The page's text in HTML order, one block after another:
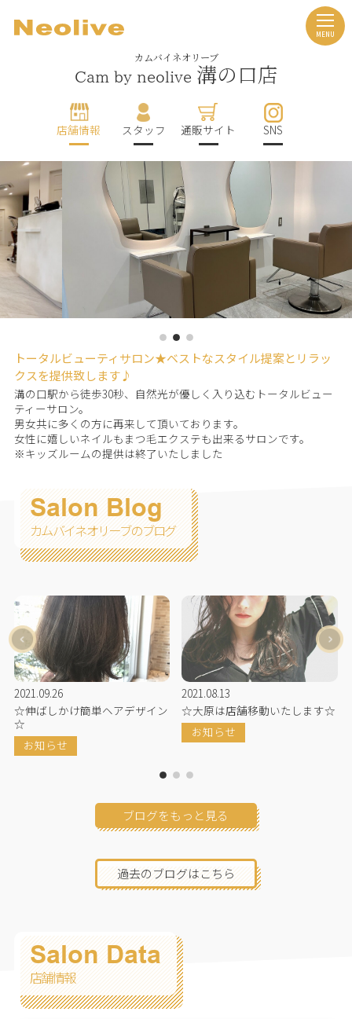
カムバイネオリーブ
Cam by neolive 溝の口店
店舗情報 スタッフ 通販サイト SNS
トータルビューティサロン★ベストなスタイル提案とリラッ
クスを提供致します♪
溝の口駅から徒歩30秒、自然光が優しく入り込むトータルビュー
ティーサロン。
男女共に多くの方に再来して頂いております。
女性に嬉しいネイルもまつ毛エクステも出来るサロンです。
※キッズルームの提供は終了いたしました
Salon Blog
カムバイネオリーブのブログ
2021.09.26
☆伸ばしかけ簡単ヘアデザイン
☆
お知らせ
2021.08.13
☆大原は店舗移動いたします☆
お知らせ
ブログをもっと見る
過去のブログはこちら
Salon Data
店舗情報